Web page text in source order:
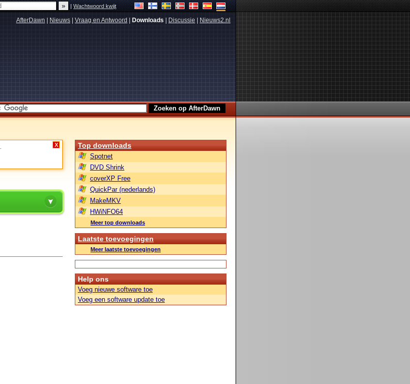
|Wachtwoord kwijt
AfterDawn Nieuws Vraag en Antwoord Downloads Discussie Nieuws2.nl
X Top downloads
Spotnet
DVD Shrink
coverXP Free
QuickPar (nederlands)
MakeMKV
HWiNFO64
Meer top downloads
Laatste toevoegingen
Meer laatste toevoegingen
Help ons
Voeg nieuwe software toe
Voeg een software update toe